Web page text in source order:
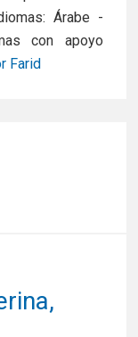
Árabe -
con apoyo
Farid